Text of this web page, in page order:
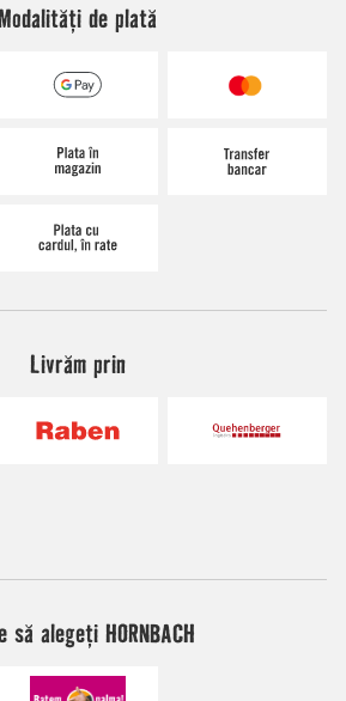
de plată
Livrăm prin
să alegeți HORNBACH